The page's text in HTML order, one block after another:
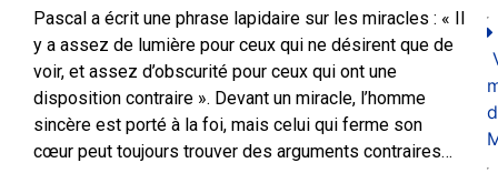
Pascal a écrit une phrase lapidaire sur les miracles : « Il
y a assez de lumière pour ceux qui ne désirent que de
voir, et assez d’obscurité pour ceux qui ont une
disposition contraire ». Devant un miracle, l’homme
sincère est porté à la foi, mais celui qui ferme son
cœur peut toujours trouver des arguments contraires…